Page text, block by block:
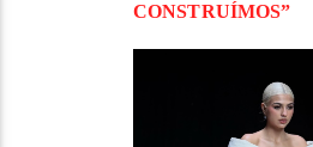
CONSTRUÍMOS”